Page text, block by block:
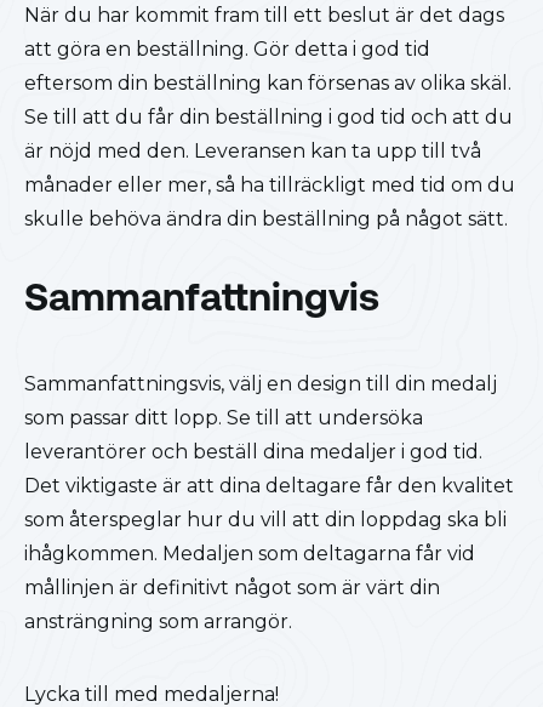
När du har kommit fram till ett beslut är det dags
att göra en beställning. Gör detta i god tid
eftersom din beställning kan försenas av olika skäl.
Se till att du får din beställning i god tid och att du
är nöjd med den. Leveransen kan ta upp till två
månader eller mer, så ha tillräckligt med tid om du
skulle behöva ändra din beställning på något sätt.
Sammanfattningvis
Sammanfattningsvis, välj en design till din medalj
som passar ditt lopp. Se till att undersöka
leverantörer och beställ dina medaljer i god tid.
Det viktigaste är att dina deltagare får den kvalitet
som återspeglar hur du vill att din loppdag ska bli
ihågkommen. Medaljen som deltagarna får vid
mållinjen är definitivt något som är värt din
ansträngning som arrangör.
Lycka till med medaljerna!